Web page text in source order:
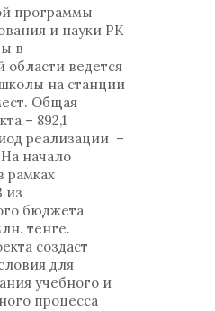
программы
и науки РК
в
области ведется
на станции
Общая
– 892,1
реализации –
начало
рамках
из
бюджета
тенге.
создаст
для
учебного и
процесса